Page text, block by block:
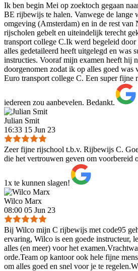
Ik ben begin Mei op zoektoch gegaan
BE rijbewijs te halen. Vanwege de lange
omgeving (Amsterdam) en in de rest van
rijscholen gebelt en uiteindelijk terecht
transport college C.Ik werd begeleid
alles gedetaileerd heeft uitgelegd en was
instructies. Vooraf mijn examen heeft hij
doorgenomen zodat ik op alles goed was
Euro transport college C. Een super fijne
iedereen zou aanbevelen. Bedankt.
Julian Smit
16:33 15 Jun 23
Zeer fijne rijschool t.b.v. Rijbewijs C.
die het vertrouwen geven om voorbereid
1x te kunnen slagen!
Wilco Marx
08:00 05 Jun 23
Bij Wilco mijn C rijbewijs met code95
ervaring, Wilco is een goede instructeur,
alles (en meer) voor het
orde.Team op kantoor ook hele fijne
om alles goed en snel voor je te